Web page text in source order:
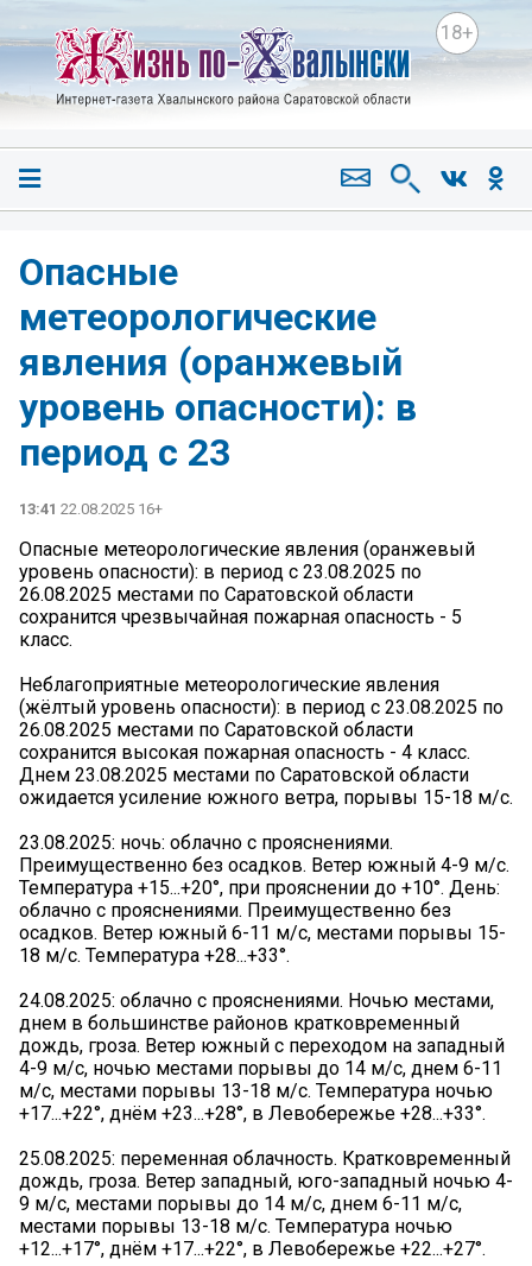
18+
Опасные
метеорологические
явления (оранжевый
уровень опасности): в
период с 23
13:41 22.08.2025 16+
Опасные метеорологические явления (оранжевый
уровень опасности): в период с 23.08.2025 по
26.08.2025 местами по Саратовской области
сохранится чрезвычайная пожарная опасность - 5
класс.
Неблагоприятные метеорологические явления
(жёлтый уровень опасности): в период с 23.08.2025 по
26.08.2025 местами по Саратовской области
сохранится высокая пожарная опасность - 4 класс.
Днем 23.08.2025 местами по Саратовской области
ожидается усиление южного ветра, порывы 15-18 м/с.
23.08.2025: ночь: облачно с прояснениями.
Преимущественно без осадков. Ветер южный 4-9 м/с.
Температура +15...+20°, при прояснении до +10°. День:
облачно с прояснениями. Преимущественно без
осадков. Ветер южный 6-11 м/с, местами порывы 15-
18 м/с. Температура +28...+33°.
24.08.2025: облачно с прояснениями. Ночью местами,
днем в большинстве районов кратковременный
дождь, гроза. Ветер южный с переходом на западный
4-9 м/с, ночью местами порывы до 14 м/с, днем 6-11
м/с, местами порывы 13-18 м/с. Температура ночью
+17...+22°, днём +23...+28°, в Левобережье +28...+33°.
25.08.2025: переменная облачность. Кратковременный
дождь, гроза. Ветер западный, юго-западный ночью 4-
9 м/с, местами порывы до 14 м/с, днем 6-11 м/с,
местами порывы 13-18 м/с. Температура ночью
+12...+17°, днём +17...+22°, в Левобережье +22...+27°.